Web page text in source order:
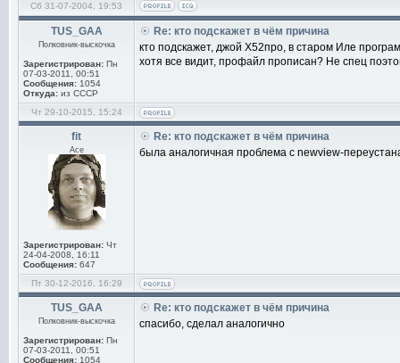
Сб 31-07-2004, 19:53
TUS_GAA
Полковник-выскочка
Зарегистрирован: Пн
07-03-2011, 00:51
Сообщения: 1054
Откуда: из СССР
Re: кто подскажет в чём причина
кто подскажет, джой Х52про, в старом Иле
хотя все видит, профайл прописан? Не спец
Чт 29-10-2015, 15:24
fit
Ace
Зарегистрирован: Чт
24-04-2008, 16:11
Сообщения: 647
Re: кто подскажет в чём причина
была аналогичная проблема с newview-
Пт 30-12-2016, 16:29
TUS_GAA
Полковник-выскочка
Зарегистрирован: Пн
07-03-2011, 00:51
Сообщения: 1054
Re: кто подскажет в чём причина
спасибо, сделал аналогично